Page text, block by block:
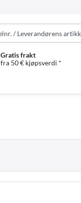
Gratis frakt
fra 50 € kjøpsverdi *